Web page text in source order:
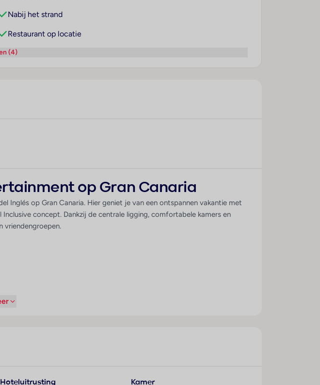
Nabij het strand
Restaurant op locatie
(4)
op Gran Canaria
Inglés op Gran Canaria. Hier geniet je van een ontspannen vakantie met
concept. Dankzij de centrale ligging, comfortabele kamers en
vriendengroepen.
spelactiviteiten. Voor kinderen zijn er onder andere een splashpark,
Hoteluitrusting Kamer